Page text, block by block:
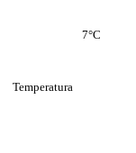
Temperatura
7°C